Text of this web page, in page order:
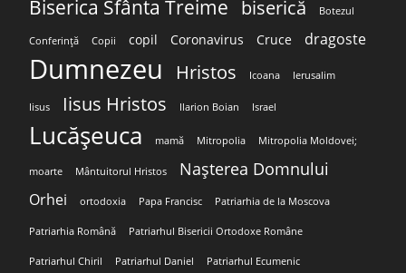
Biserica Sfânta Treime biserică Botezul
Conferință Copii copil Coronavirus Cruce dragoste
Dumnezeu Hristos Icoana Ierusalim
Iisus Iisus Hristos Ilarion Boian Israel
Lucășeuca mamă Mitropolia Mitropolia Moldovei;
moarte Mântuitorul Hristos Nașterea Domnului
Orhei ortodoxia Papa Francisc Patriarhia de la Moscova
Patriarhia Română Patriarhul Bisericii Ortodoxe Române
Patriarhul Chiril Patriarhul Daniel Patriarhul Ecumenic